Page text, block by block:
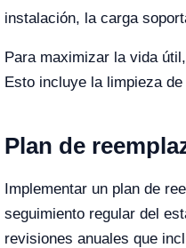
instalación, la carga
Para maximizar la vida
Esto incluye la limpieza
Plan de
Implementar un plan de
seguimiento regular del
revisiones anuales que